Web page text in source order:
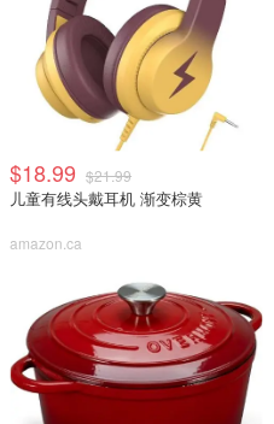
$18.99 $21.99
儿童有线头戴耳机 渐变棕黄
amazon.ca